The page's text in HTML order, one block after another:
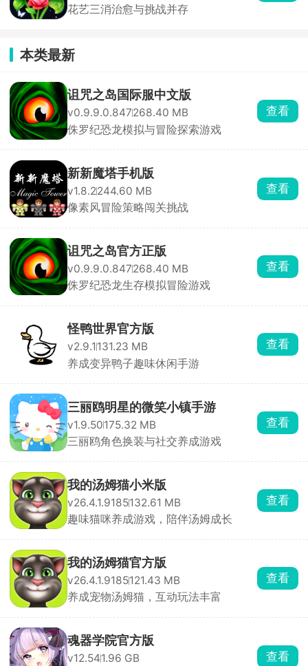
花艺三消治愈与挑战并存
本类最新
诅咒之岛国际服中文版
v0.9.9.0.847268.40 MB
侏罗纪恐龙模拟与冒险探索游戏
查看
新新魔塔手机版
v1.8.2244.60 MB
像素风冒险策略闯关挑战
查看
诅咒之岛官方正版
v0.9.9.0.847268.40 MB
侏罗纪恐龙生存模拟冒险游戏
查看
怪鸭世界官方版
v2.9.1 131.23 MB
养成变异鸭子趣味休闲手游
查看
三丽鸥明星的微笑小镇手游
v1.9.50175.32 MB
三丽鸥角色换装与社交养成游戏
查看
我的汤姆猫小米版
v26.4.1.9185132.61 MB
趣味猫咪养成游戏，陪伴汤姆成长
查看
我的汤姆猫官方版
v26.4.1.9185121.43 MB
养成宠物汤姆猫，互动玩法丰富
查看
魂器学院官方版
v12.541.96 GB
查看